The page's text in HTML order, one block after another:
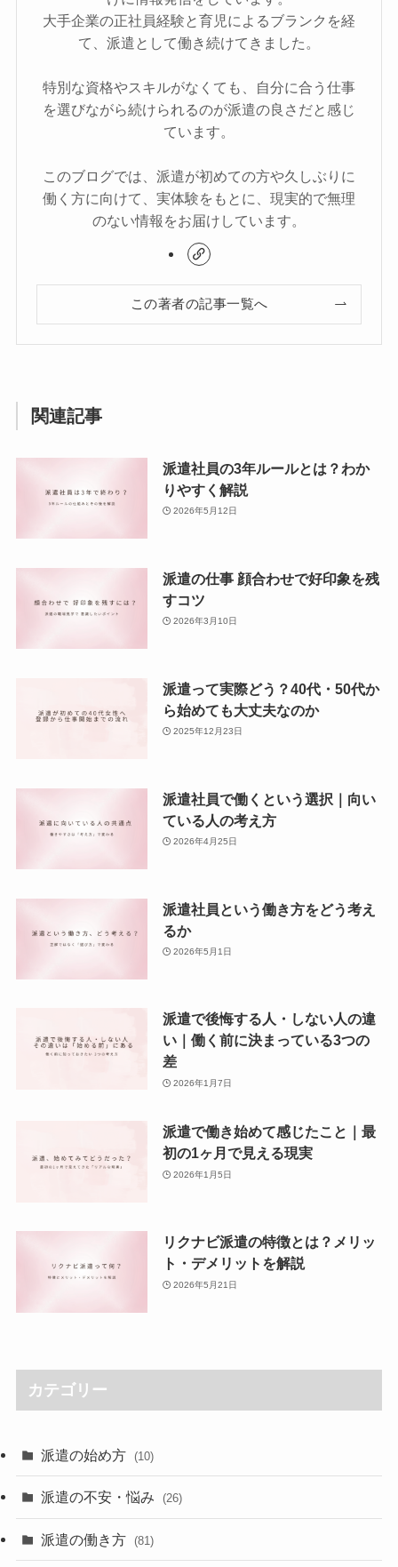
大手企業の正社員経験と育児によるブランクを経
て、派遣として働き続けてきました。
特別な資格やスキルがなくても、自分に合う仕事
を選びながら続けられるのが派遣の良さだと感じ
ています。
このブログでは、派遣が初めての方や久しぶりに
働く方に向けて、実体験をもとに、現実的で無理
のない情報をお届けしています。
この著者の記事一覧へ
関連記事
派遣社員の3年ルールとは？わか
りやすく解説
2026年5月12日
派遣の仕事 顔合わせで好印象を残
すコツ
2026年3月10日
派遣って実際どう？40代・50代か
ら始めても大丈夫なのか
2025年12月23日
派遣社員で働くという選択｜向い
ている人の考え方
2026年4月25日
派遣社員という働き方をどう考え
るか
2026年5月1日
派遣で後悔する人・しない人の違
い｜働く前に決まっている3つの
差
2026年1月7日
派遣で働き始めて感じたこと｜最
初の1ヶ月で見える現実
2026年1月5日
リクナビ派遣の特徴とは？メリッ
ト・デメリットを解説
2026年5月21日
カテゴリー
派遣の始め方 (10)
派遣の不安・悩み (26)
派遣の働き方 (81)